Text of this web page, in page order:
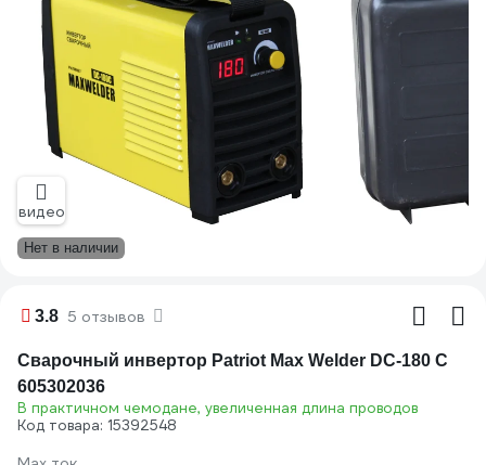
видео
Нет в наличии
3.8 5 отзывов
Сварочный инвертор Patriot Max Welder DC-180 C
605302036
В практичном чемодане, увеличенная длина проводов
Код товара: 15392548